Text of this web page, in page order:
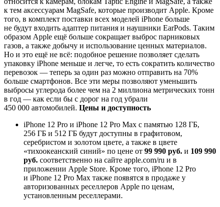
к тем аксессуарам MagSafe, которые производит Apple. Кроме
того, в комплект поставки всех моделей iPhone больше
не будут входить адаптер питания и наушники EarPods. Таким
образом Apple ещё больше сокращает выброс парниковых
газов, а также добычу и использование ценных материалов.
Но и это ещё не всё: подобное решение позволяет сделать
упаковку iPhone меньше и легче, то есть сократить количество
перевозок — теперь за один раз можно отправить на 70%
больше смартфонов. Все эти меры позволяют уменьшить
выбросы углерода более чем на 2 миллиона метрических тонн
в год — как если бы с дорог на год убрали
450 000 автомобилей. Цены и доступность
iPhone 12 Pro и iPhone 12 Pro Max с памятью 128 ГБ,
256 ГБ и 512 ГБ будут доступны в графитовом,
серебристом и золотом цвете, а также в цвете
«тихоокеанский синий» по цене от 99 990 руб. и 109 990
руб. соответственно на сайте apple.com/ru и в
приложении Apple Store. Кроме того, iPhone 12 Pro
и iPhone 12 Pro Max также появятся в продаже у
авторизованных реселлеров Apple по ценам,
установленным реселлерами.